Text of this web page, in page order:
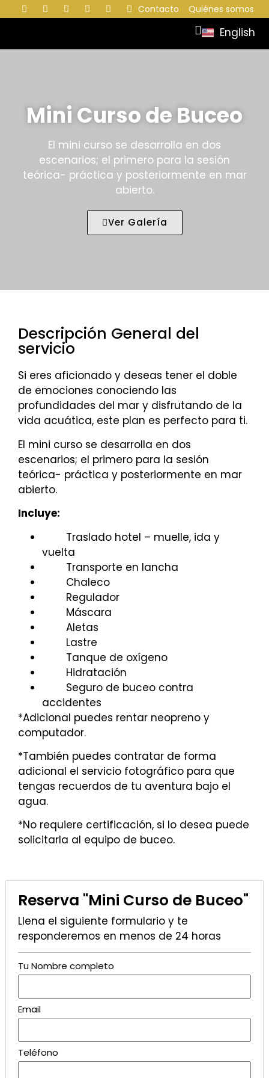
Contacto Quiénes somos
English
Mini Curso de Buceo
El mini curso se desarrolla en dos
escenarios; el primero para la sesión
teórica- práctica y posteriormente en mar
abierto.
Ver Galería
Descripción General del
servicio
Si eres aficionado y deseas tener el doble
de emociones conociendo las
profundidades del mar y disfrutando de la
vida acuática, este plan es perfecto para ti.
El mini curso se desarrolla en dos
escenarios; el primero para la sesión
teórica- práctica y posteriormente en mar
abierto.
Incluye:
Traslado hotel – muelle, ida y
vuelta
Transporte en lancha
Chaleco
Regulador
Máscara
Aletas
Lastre
Tanque de oxígeno
Hidratación
Seguro de buceo contra
accidentes
*Adicional puedes rentar neopreno y
computador.
*También puedes contratar de forma
adicional el servicio fotográfico para que
tengas recuerdos de tu aventura bajo el
agua.
*No requiere certificación, si lo desea puede
solicitarla al equipo de buceo.
Reserva "Mini Curso de Buceo"
Llena el siguiente formulario y te
responderemos en menos de 24 horas
Tu Nombre completo
Email
Teléfono